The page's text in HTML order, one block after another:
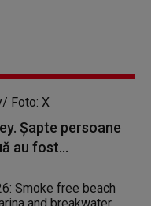
Șapte persoane
au fost...